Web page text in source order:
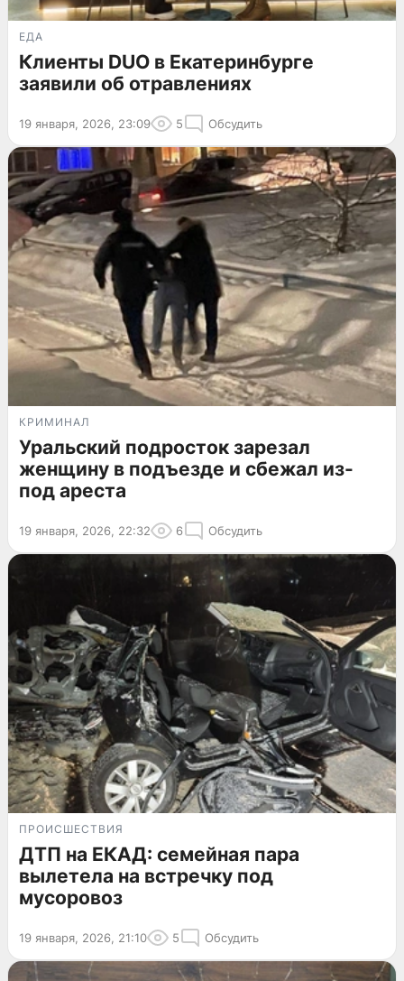
ЕДА
Клиенты DUO в Екатеринбурге
заявили об отравлениях
19 января, 2026, 23:09 5 Обсудить
КРИМИНАЛ
Уральский подросток зарезал
женщину в подъезде и сбежал из-
под ареста
19 января, 2026, 22:32 6 Обсудить
ПРОИСШЕСТВИЯ
ДТП на ЕКАД: семейная пара
вылетела на встречку под
мусоровоз
19 января, 2026, 21:10 5 Обсудить